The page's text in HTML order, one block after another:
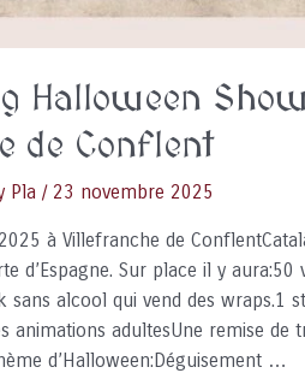
Halloween
de Conflent
Pla / 23 novembre 2025
à Villefranche de
d’Espagne. Sur place il y
alcool qui vend des wraps.1
animations adultesUne remise de
d’Halloween:Déguisement …